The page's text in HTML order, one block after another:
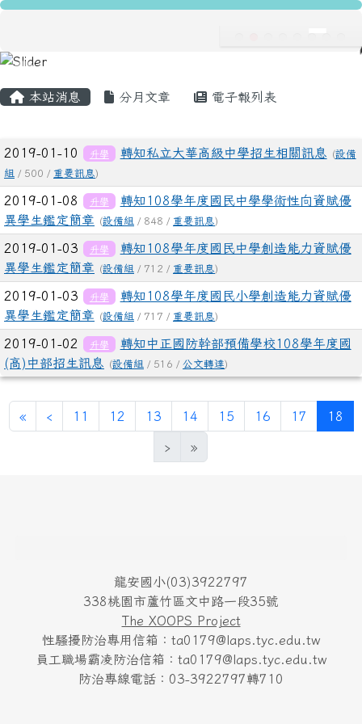
跳至主內容區
龍安國民小學
本站消息 分月文章 電子報列表
文章列表
2019-01-10 升學 轉知私立大華高級中學招生相關訊息 (設備
組 / 500 / 重要訊息)
2019-01-08 升學
轉知108學年度國民中學學術性向資賦優
異學生鑑定簡章
(設備組 / 848 / 重要訊息)
2019-01-03 升學
轉知108學年度國民中學創造能力資賦優
異學生鑑定簡章
(設備組 / 712 / 重要訊息)
2019-01-03 升學
轉知108學年度國民小學創造能力資賦優
異學生鑑定簡章
(設備組 / 717 / 重要訊息)
2019-01-02 升學
轉知中正國防幹部預備學校108學年度國
(高)中部招生訊息
(設備組 / 516 / 公文轉達)
«第一頁
‹上一頁
11 12 13 14 15 16 17 18
› »
龍安國小(03)3922797
338桃園市蘆竹區文中路一段35號
The XOOPS Project
性騷擾防治專用信箱：ta0179@laps.tyc.edu.tw
員工職場霸凌防治信箱：ta0179@laps.tyc.edu.tw
防治專線電話：03-3922797轉710